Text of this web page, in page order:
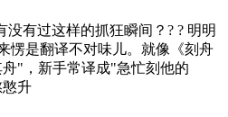
没有过这样的抓狂瞬间？? ? 明明
愣是翻译不对味儿。就像《刻舟
"，新手常译成"急忙刻他的
升